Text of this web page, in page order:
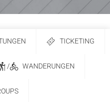
TICKETING
/ WANDERUNGEN